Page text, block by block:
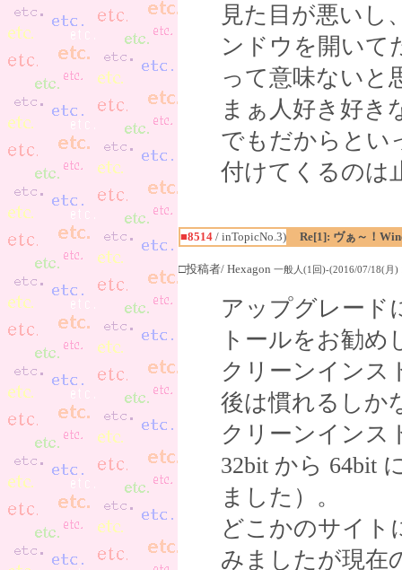
見た目が悪いし
ンドウを開いて
って意味ないと
まぁ人好き好き
でもだからとい
付けてくるのは
■8514 / inTopicNo.3) Re[1]: ヴぁ～！
□投稿者/ Hexagon 一般人(1回)-(2016/07/18(月)
アップグレード
トールをお勧め
クリーンインス
後は慣れるしか
クリーンインス
32bit から 64bit
ました）。
どこかのサイト
みましたが現在